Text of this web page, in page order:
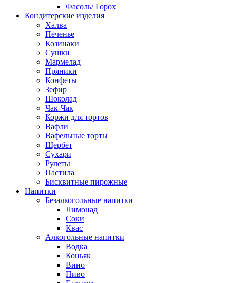
Фасоль/ Горох
Кондитерские изделия
Халва
Печенье
Козинаки
Сушки
Мармелад
Пряники
Конфеты
Зефир
Шоколад
Чак-Чак
Коржи для тортов
Вафли
Вафельные торты
Щербет
Сухари
Рулеты
Пастила
Бисквитные пирожные
Напитки
Безалкогольные напитки
Лимонад
Соки
Квас
Алкогольные напитки
Водка
Коньяк
Вино
Пиво